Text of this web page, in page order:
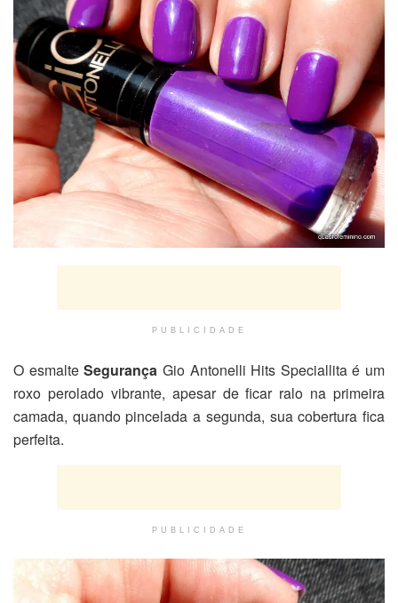
PUBLICIDADE
O esmalteSegurança Gio Antonelli Hits Speciallita é um
roxo perolado vibrante, apesar de ficar ralo na primeira
camada, quando pincelada a segunda, sua cobertura fica
perfeita.
PUBLICIDADE